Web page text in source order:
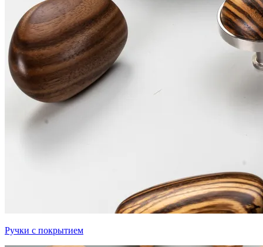
Ручки с покрытием